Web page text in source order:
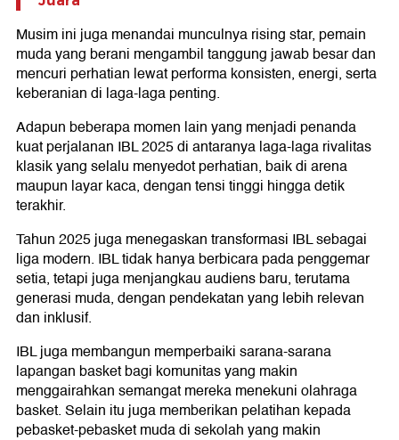
Musim ini juga menandai munculnya rising star, pemain
muda yang berani mengambil tanggung jawab besar dan
mencuri perhatian lewat performa konsisten, energi, serta
keberanian di laga-laga penting.
Adapun beberapa momen lain yang menjadi penanda
kuat perjalanan IBL 2025 di antaranya laga-laga rivalitas
klasik yang selalu menyedot perhatian, baik di arena
maupun layar kaca, dengan tensi tinggi hingga detik
terakhir.
Tahun 2025 juga menegaskan transformasi IBL sebagai
liga modern. IBL tidak hanya berbicara pada penggemar
setia, tetapi juga menjangkau audiens baru, terutama
generasi muda, dengan pendekatan yang lebih relevan
dan inklusif.
IBL juga membangun memperbaiki sarana-sarana
lapangan basket bagi komunitas yang makin
menggairahkan semangat mereka menekuni olahraga
basket. Selain itu juga memberikan pelatihan kepada
pebasket-pebasket muda di sekolah yang makin